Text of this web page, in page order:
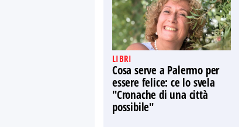
LIBRI
Cosa serve a Palermo per
essere felice: ce lo svela
"Cronache di una città
possibile"